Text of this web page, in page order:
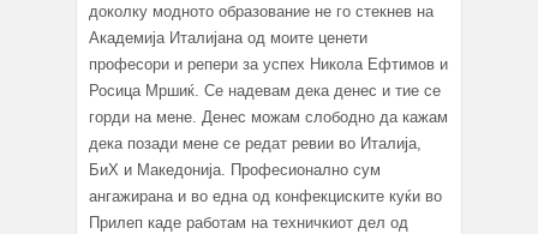
доколку модното образование не го стекнев на
Академија Италијана од моите ценети
професори и репери за успех Никола Ефтимов и
Росица Мршиќ. Се надевам дека денес и тие се
горди на мене. Денес можам слободно да кажам
дека позади мене се редат ревии во Италија,
БиХ и Македонија. Професионално сум
ангажирана и во една од конфекциските куќи во
Прилеп каде работам на техничкиот дел од